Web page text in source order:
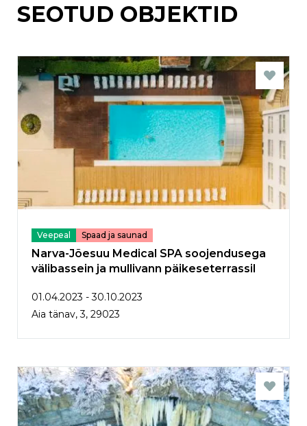
SEOTUD OBJEKTID
Veepeal Spaad ja saunad
Narva-Jõesuu Medical SPA soojendusega
välibassein ja mullivann päikeseterrassil
01.04.2023 - 30.10.2023
Aia tänav, 3, 29023